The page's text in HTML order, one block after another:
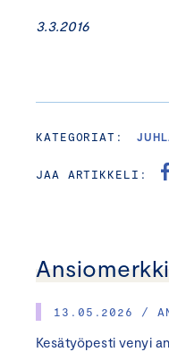
3.3.2016
KATEGORIAT:
JAA ARTIKKELI:
13.05.2026 /
Kesätyöpesti venyi